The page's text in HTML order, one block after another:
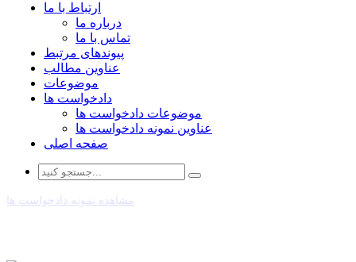
ارتباط با ما
درباره ما
تماس با ما
پیوندهای مرتبط
عناوین مطالب
موضوعات
دادخواست ها
موضوعات دادخواست ها
عناوین نمونه دادخواست ها
صفحه اصلی
مشاهده نمونه دادخواست ها